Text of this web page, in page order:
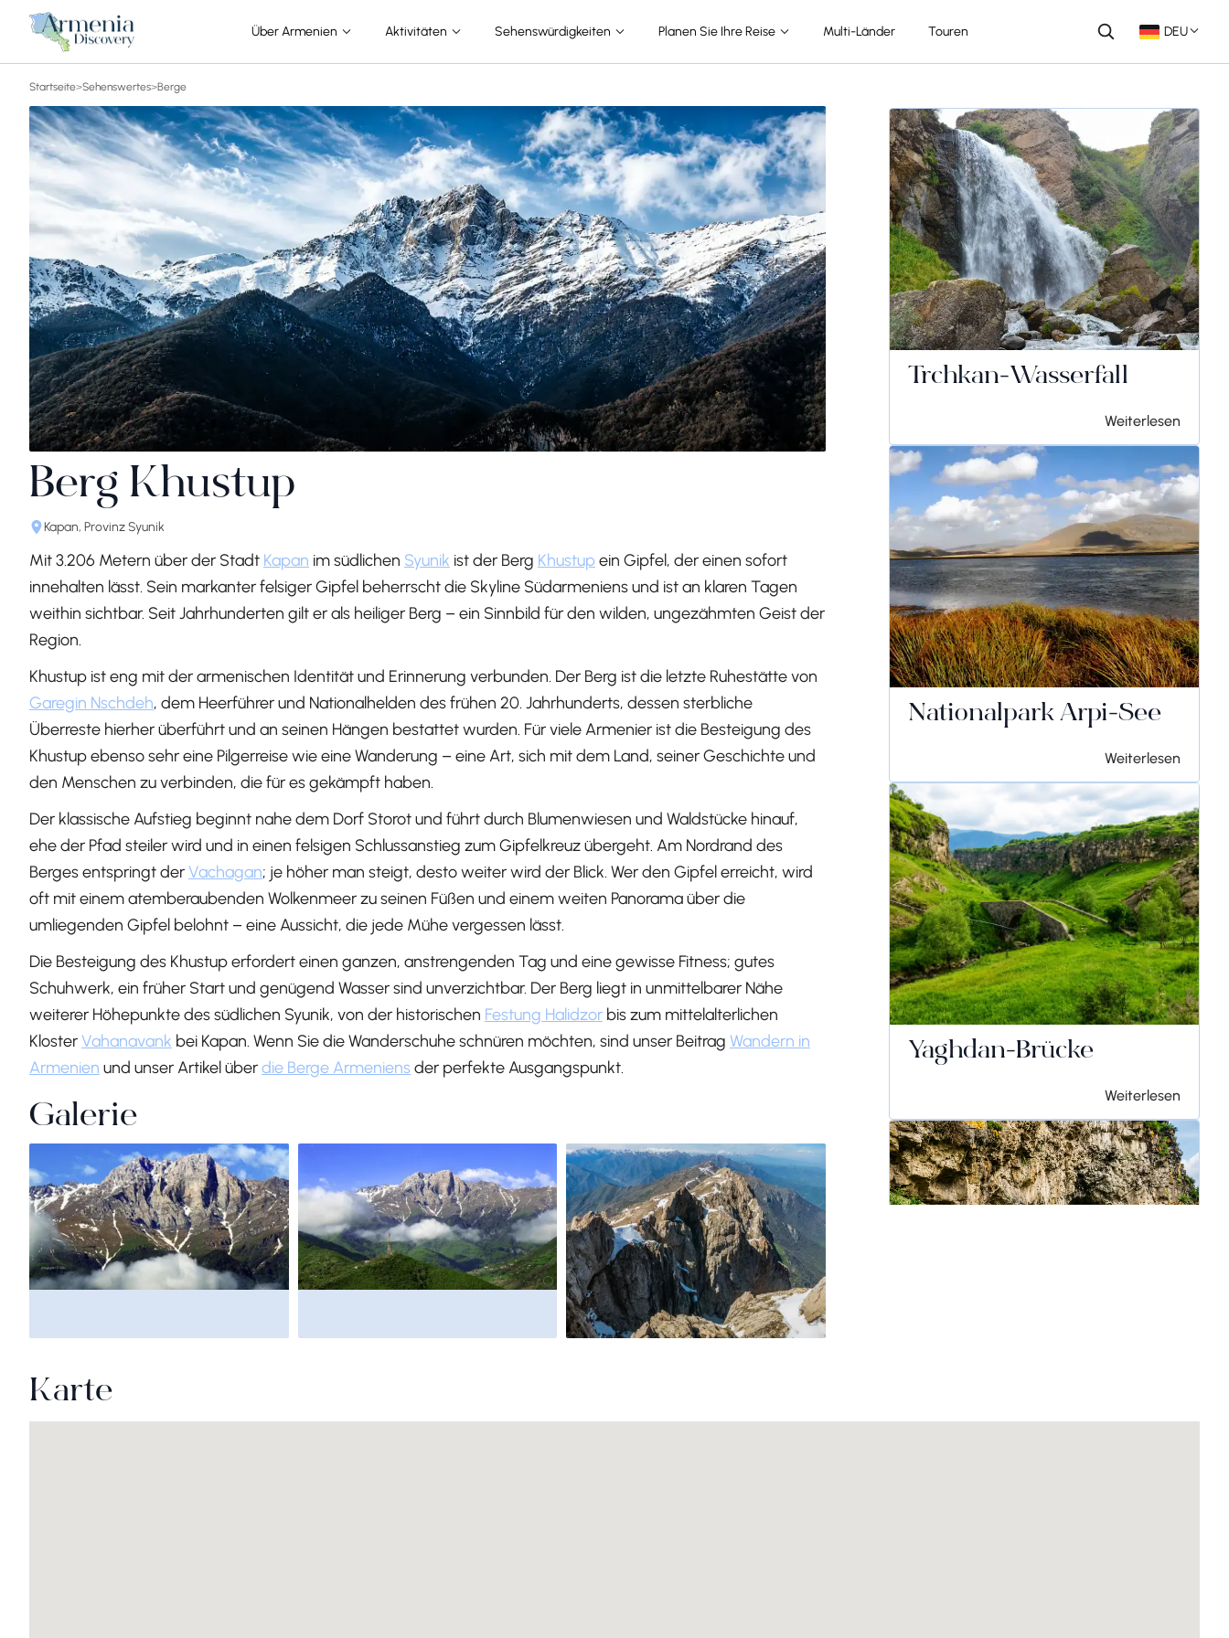
Über Armenien Aktivitäten Sehenswürdigkeiten Planen Sie Ihre Reise Multi-Länder Touren DEU
Startseite>Sehenswertes>Berge
Berg Khustup
Kapan, Provinz Syunik
Mit 3.206 Metern über der Stadt Kapan im südlichen Syunik ist der Berg Khustupein Gipfel, der einen sofort
innehalten lässt. Sein markanter felsiger Gipfel beherrscht die Skyline Südarmeniens und ist an klaren Tagen
weithin sichtbar. Seit Jahrhunderten gilt er als heiliger Berg – ein Sinnbild für den wilden, ungezähmten Geist der
Region.
Khustup ist eng mit der armenischen Identität und Erinnerung verbunden. Der Berg ist die letzte Ruhestätte von
Garegin Nschdeh, dem Heerführer und Nationalhelden des frühen 20. Jahrhunderts, dessen sterbliche
Überreste hierher überführt und an seinen Hängen bestattet wurden. Für viele Armenier ist die Besteigung des
Khustup ebenso sehr eine Pilgerreise wie eine Wanderung – eine Art, sich mit dem Land, seiner Geschichte und
den Menschen zu verbinden, die für es gekämpft haben.
Der klassische Aufstieg beginnt nahe dem Dorf Storot und führt durch Blumenwiesen und Waldstücke hinauf,
ehe der Pfad steiler wird und in einen felsigen Schlussanstieg zum Gipfelkreuz übergeht. Am Nordrand des
Berges entspringt derVachagan; je höher man steigt, desto weiter wird der Blick. Wer den Gipfel erreicht, wird
oft mit einem atemberaubenden Wolkenmeer zu seinen Füßen und einem weiten Panorama über die
umliegenden Gipfel belohnt – eine Aussicht, die jede Mühe vergessen lässt.
Die Besteigung des Khustup erfordert einen ganzen, anstrengenden Tag und eine gewisse Fitness; gutes
Schuhwerk, ein früher Start und genügend Wasser sind unverzichtbar. Der Berg liegt in unmittelbarer Nähe
weiterer Höhepunkte des südlichen Syunik, von der historischen Festung Halidzor bis zum mittelalterlichen
KlosterVahanavank bei Kapan. Wenn Sie die Wanderschuhe schnüren möchten, sind unser Beitrag Wandern in
Armenien und unser Artikel überdie Berge Armeniens der perfekte Ausgangspunkt.
Galerie
Trchkan-Wasserfall
Weiterlesen
Nationalpark Arpi-See
Weiterlesen
Yaghdan-Brücke
Weiterlesen
Karte